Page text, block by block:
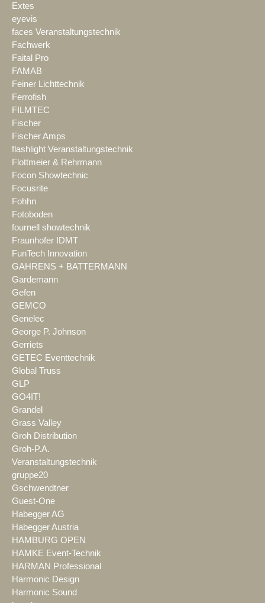
Extes
eyevis
faces Veranstaltungstechnik
Fachwerk
Faital Pro
FAMAB
Feiner Lichttechnik
Ferrofish
FILMTEC
Fischer
Fischer Amps
flashlight Veranstaltungstechnik
Flottmeier & Rehrmann
Focon Showtechnic
Focusrite
Fohhn
Fotoboden
fournell showtechnik
Fraunhofer IDMT
FunTech Innovation
GAHRENS + BATTERMANN
Gardemann
Gefen
GEMCO
Genelec
George P. Johnson
Gerriets
GETEC Eventtechnik
Global Truss
GLP
GO4IT!
Grandel
Grass Valley
Groh Distribution
Groh-P.A.
Veranstaltungstechnik
gruppe20
Gschwendtner
Guest-One
Habegger AG
Habegger Austria
HAMBURG OPEN
HAMKE Event-Technik
HARMAN Professional
Harmonic Design
Harmonic Sound